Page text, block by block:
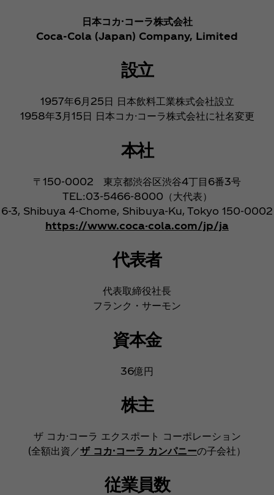
日本コカ·コーラ株式会社
Coca‑Cola (Japan) Company, Limited
設立
1957年6月25日 日本飲料工業株式会社設立
1958年3月15日 日本コカ·コーラ株式会社に社名変更
本社
〒150-0002 東京都渋谷区渋谷4丁目6番3号
TEL:03-5466-8000（大代表）
6-3, Shibuya 4-Chome, Shibuya-Ku, Tokyo 150-0002
https://www.coca-cola.com/jp/ja
代表者
代表取締役社長
フランク・サーモン
資本金
36億円
株主
ザ コカ·コーラ エクスポート コーポレーション
(全額出資／ザ コカ·コーラ カンパニーの子会社）
従業員数